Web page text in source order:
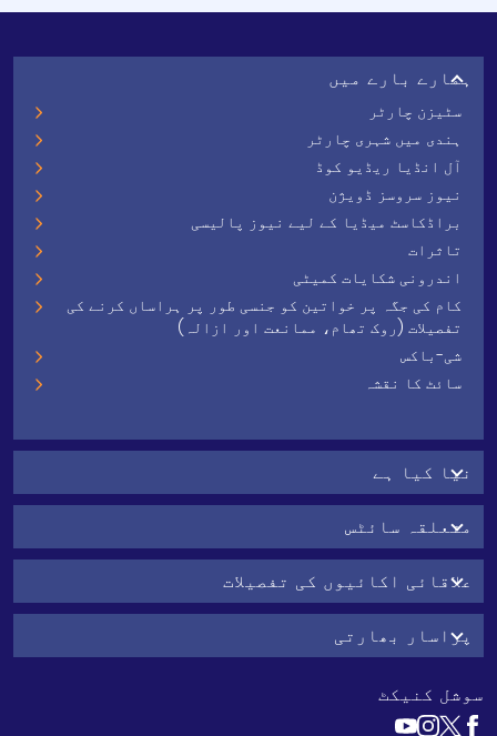
ہمارے بارے میں
سٹیزن چارٹر
ہندی میں شہری چارٹر
آل انڈیا ریڈیو کوڈ
نیوز سروسز ڈویژن
براڈکاسٹ میڈیا کے لیے نیوز پالیسی
تاثرات
اندرونی شکایات کمیٹی
کام کی جگہ پر خواتین کو جنسی طور پر ہراساں کرنے کی
تفصیلات (روک تھام، ممانعت اور ازالہ)
شی-باکس
سائٹ کا نقشہ
نیا کیا ہے
متعلقہ سائٹس
علاقائی اکائیوں کی تفصیلات
پراسار بھارتی
سوشل کنیکٹ